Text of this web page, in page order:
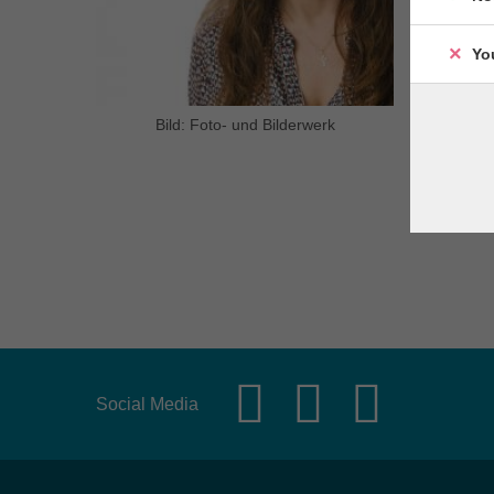
Bild: Foto- und Bilderwerk
La
Social Media